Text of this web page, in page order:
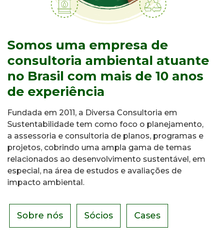
Somos uma empresa de
consultoria ambiental atuante
no Brasil com mais de 10 anos
de experiência
Fundada em 2011, a Diversa Consultoria em
Sustentabilidade tem como foco o planejamento,
a assessoria e consultoria de planos, programas e
projetos, cobrindo uma ampla gama de temas
relacionados ao desenvolvimento sustentável, em
especial, na área de estudos e avaliações de
impacto ambiental.
Sobre nós Sócios Cases